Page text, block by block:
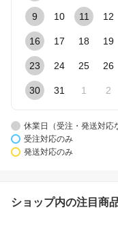
9 10 11 12
16 17 18 19
23 24 25 26
30 31 1 2
休業日（受注・発送対応
受注対応のみ
発送対応のみ
ショップ内の注目商